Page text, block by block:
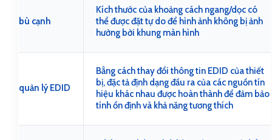
bù cạnh
Kích thước của khoảng cách ngang/dọc có
thể được đặt tự do để hình ảnh không bị ảnh
hưởng bởi khung màn hình
quản lý EDID
Bằng cách thay đổi thông tin EDID của thiết
bị, đặc tả định dạng đầu ra của các nguồn tín
hiệu khác nhau được hoàn thành để đảm bảo
tính ổn định và khả năng tương thích